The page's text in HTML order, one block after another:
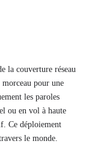
la couverture réseau
pour une
les paroles
ou en vol à haute
Ce déploiement
le monde.